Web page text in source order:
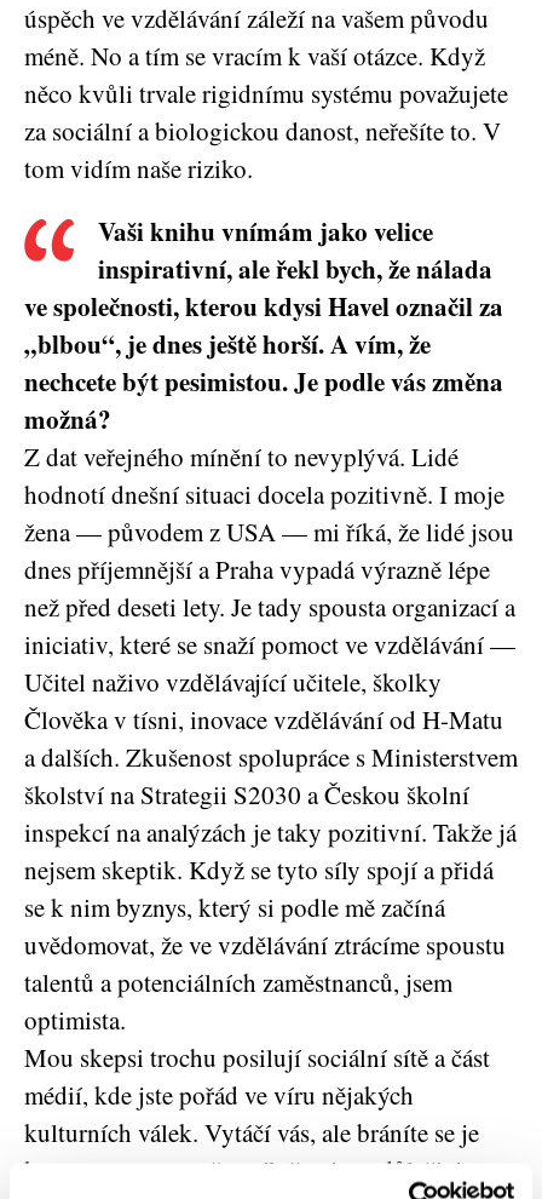
úspěch ve vzdělávání záleží na vašem původu
méně. No a tím se vracím k vaší otázce. Když
něco kvůli trvale rigidnímu systému považujete
za sociální a biologickou danost, neřešíte to. V
tom vidím naše riziko.
Vaši knihu vnímám jako velice
inspirativní, ale řekl bych, že nálada
ve společnosti, kterou kdysi Havel označil za
„blbou“, je dnes ještě horší. A vím, že
nechcete být pesimistou. Je podle vás změna
možná?
Z dat veřejného mínění to nevyplývá. Lidé
hodnotí dnešní situaci docela pozitivně. I moje
žena — původem z USA — mi říká, že lidé jsou
dnes příjemnější a Praha vypadá výrazně lépe
než před deseti lety. Je tady spousta organizací a
iniciativ, které se snaží pomoct ve vzdělávání —
Učitel naživo vzdělávající učitele, školky
Člověka v tísni, inovace vzdělávání od H-Matu
a dalších. Zkušenost spolupráce s Ministerstvem
školství na Strategii S2030 a Českou školní
inspekcí na analýzách je taky pozitivní. Takže já
nejsem skeptik. Když se tyto síly spojí a přidá
se k nim byznys, který si podle mě začíná
uvědomovat, že ve vzdělávání ztrácíme spoustu
talentů a potenciálních zaměstnanců, jsem
optimista.
Mou skepsi trochu posilují sociální sítě a část
médií, kde jste pořád ve víru nějakých
kulturních válek. Vytáčí vás, ale bráníte se je
komentovat, protože reálně nejsou důležité.